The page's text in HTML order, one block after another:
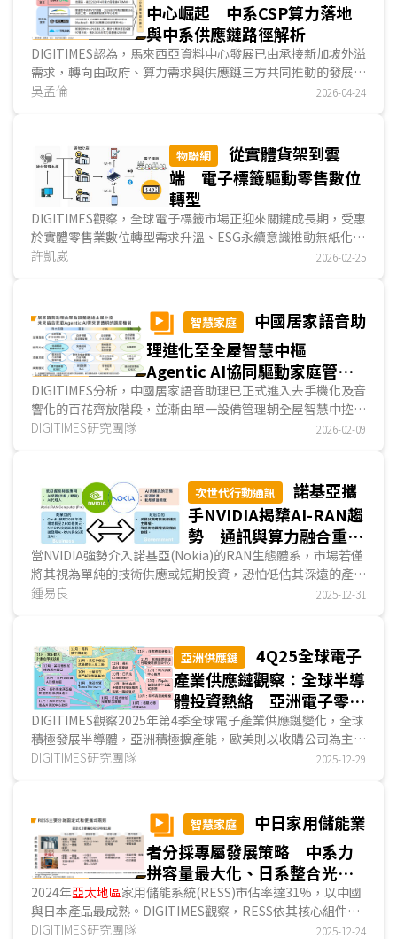
中心崛起 中系CSP算力落地
與中系供應鏈路徑解析
DIGITIMES認為，馬來西亞資料中心發展已由承接新加坡外溢
需求，轉向由政府、算力需求與供應鏈三方共同推動的發展格
局。政府基於資料中心對經濟與就業的實質貢獻，持續提供政
可觀規模；在供應鏈端，Aivres將AI晶片與關鍵零組件整合並
輸往馬來西亞，並觀察到其他中系供應鏈逐步打入資料中心體
系，使整體供應鏈趨於完整。在此基礎上，馬來西亞已由承接
新加坡外溢需求的替代選項，轉變為中系AI算力出海的重要落
地節點。...
吳孟倫 2026-04-24
物聯網
從實體貨架到雲
端 電子標籤驅動零售數位
轉型
DIGITIMES觀察，全球電子標籤市場正迎來關鍵成長期，受惠
於實體零售業數位轉型需求升溫、ESG永續意識推動無紙化進
程，以及國際零售巨頭大規模採購所帶動的示範效應，電子標
2028年累計出貨量將突破30億個。目前全球電子標籤平均市
場滲透率約為11%，歐洲以25%領先，其中，挪威高達
70%、法國46%、德國41%、北美約為11%，亞太地區
遍低於5%，顯示亞太電子標籤市場仍有龐大成長空間。...
許凱崴 2026-02-25
智慧家庭
中國居家語音助
理進化至全屋智慧中樞
Agentic AI協同驅動家庭管理
升級
DIGITIMES分析，中國居家語音助理已正式進入去手機化及音
響化的百花齊放階段，並漸由單一設備管理朝全屋智慧中控發
展。單設備管理具備「局部便利、即時操作」優勢，主要將AI
作」應用，AI語音助理躍升全屋智慧大腦，多方感知行為、環
境與設備情況，並依指令或場景自動調整控制策略。隨著家庭
Agent時代來臨，居家語音助理可望進一步和Agentic AI協
作，成為用戶下達指令與接收回饋的直觀入口，兩者協作提升
家庭管理效益。...
DIGITIMES研究團隊 2026-02-09
次世代行動通訊
諾基亞攜
手NVIDIA揭櫫AI-RAN趨
勢 通訊與算力融合重塑
台廠供應鏈版圖
當NVIDIA強勢介入諾基亞(Nokia)的RAN生態體系，市場若僅
將其視為單純的技術供應或短期投資，恐怕低估其深遠的產業
意涵。DIGITIMES觀察，這起結盟撼動的是通訊產業長期以來
「訊號處理效率」向「算力與智慧調度能力」的典範轉移。基
地台不再只是傳統通訊節點，而是轉型為具備即時推論能力的
邊緣算力中心。...
鍾易良 2025-12-31
亞洲供應鏈
4Q25全球電子
產業供應鏈觀察：全球半導
體投資熱絡 亞洲電子零組
件擴廠受AI推動 中韓將再
面對面板競局 資料中心熱
點聚焦美、中、印大型市場
DIGITIMES觀察2025年第4季全球電子產業供應鏈變化，全球
積極發展半導體，亞洲積極擴產能，歐美則以收購公司為主；
電子零組件方面，亞洲擴產動能為AI需求，歐美則成為業者減
者布局方面...
DIGITIMES研究團隊 2025-12-29
智慧家庭
中日家用儲能業
者分採專屬發展策略 中系力
拼容量最大化、日系整合光充
儲服務
2024年亞太地區家用儲能系統(RESS)市佔率達31%，以中國
與日本產品最成熟。DIGITIMES觀察，RESS依其核心組件、
儲能容量、安裝需求、應用場景分為固定式與便攜式。中日固
DIGITIMES研究團隊 2025-12-24